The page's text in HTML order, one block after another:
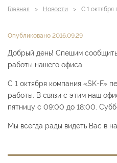
Главная Новости С 1
Опубликовано 2016.09.29
Добрый день! Спешим
работы нашего офиса.
С 1 октября компания «SK-F»
работы. В связи с этим наш
пятницу с 09:00 до 18:00.
Мы всегда рады видеть Вас в